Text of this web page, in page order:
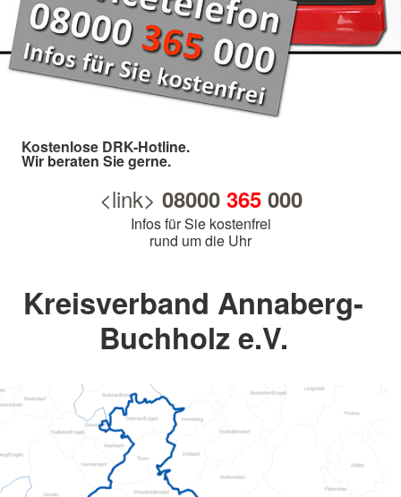
Kostenlose DRK-Hotline.
Wir beraten Sie gerne.
<link> 08000 365000
Infos für Sie kostenfrei
rund um die Uhr
Kreisverband Annaberg-
Buchholz e.V.